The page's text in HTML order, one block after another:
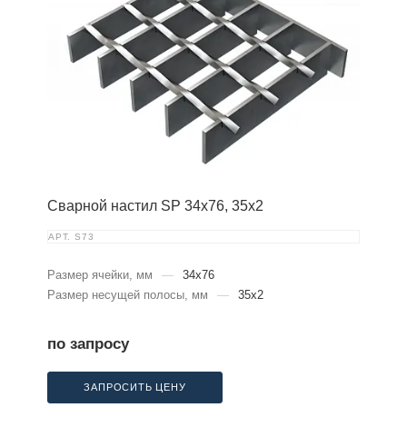
Сварной настил SP 34х76, 35х2
АРТ. S73
Размер ячейки, мм —
34x76
Размер несущей полосы, мм
— 35x2
по запросу
ЗАПРОСИТЬ ЦЕНУ